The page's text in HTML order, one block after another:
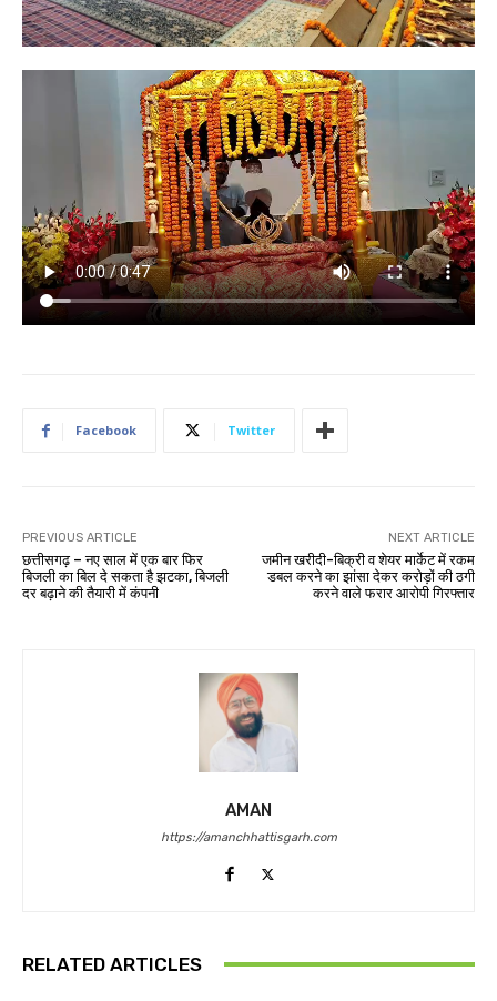
Facebook Twitter
PREVIOUS ARTICLE
छत्तीसगढ़ – नए साल में एक बार फिर
बिजली का बिल दे सकता है झटका, बिजली
दर बढ़ाने की तैयारी में कंपनी
NEXT ARTICLE
जमीन खरीदी-बिक्री व शेयर मार्केट में रकम
डबल करने का झांसा देकर करोड़ों की ठगी
करने वाले फरार आरोपी गिरफ्तार
AMAN
https://amanchhattisgarh.com
RELATED ARTICLES